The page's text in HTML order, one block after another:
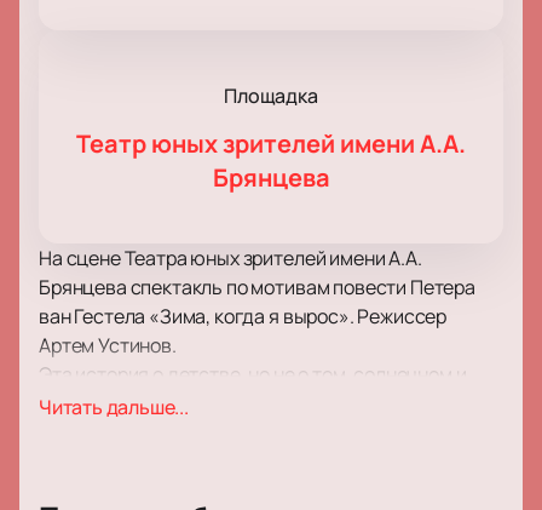
Площадка
Театр юных зрителей имени А.А.
Брянцева
На сцене Театра юных зрителей имени А.А.
Брянцева спектакль по мотивам повести Петера
ван Гестела «Зима, когда я вырос». Режиссер
Артем Устинов.
Эта история о детстве, но не о том, солнечном и
безоблачном, которое хочет помнить каждый
Читать дальше...